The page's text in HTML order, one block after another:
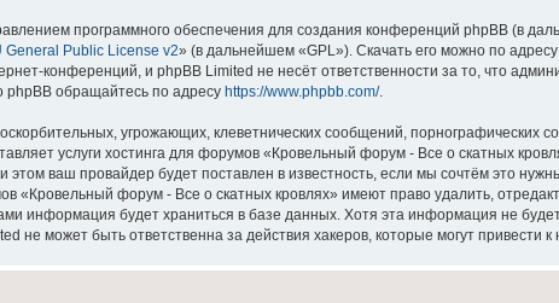
программного обеспечения для создания конференций phpBB (в
General Public License v2» (в дальнейшем «GPL»). Скачать его можно по адресу
конференций, и phpBB Limited не несёт ответственности за то, что
обращайтесь по адресу https://www.phpbb.com/.
угрожающих, клеветнических сообщений,
услуги хостинга для форумов «Кровельный форум - Все о скатных
ваш провайдер будет поставлен в известность, если мы сочтём это
«Кровельный форум - Все о скатных кровлях» имеют право удалить,
информация будет храниться в базе данных. Хотя эта информация не
не может быть ответственна за действия хакеров, которые могут привести